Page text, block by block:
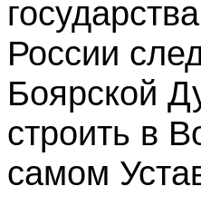
России
Боярской
строить в
самом